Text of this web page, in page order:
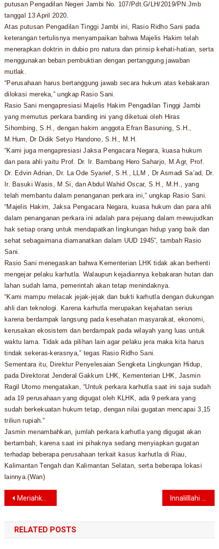
putusan Pengadilan Negeri Jambi No. 107/Pdt.G/LH/2019/PN.Jmb
tanggal 13 April 2020.
Atas putusan Pengadilan Tinggi Jambi ini, Rasio Ridho Sani pada
keterangan tertulisnya menyampaikan bahwa Majelis Hakim telah
menerapkan doktrin in dubio pro natura dan prinsip kehati-hatian, serta
menggunakan beban pembuktian dengan pertanggung jawaban
mutlak.
“Perusahaan harus bertanggung jawab secara hukum atas kebakaran
dilokasi mereka,” ungkap Rasio Sani.
Rasio Sani mengapresiasi Majelis Hakim Pengadilan Tinggi Jambi
yang memutus perkara banding ini yang diketuai oleh Hiras
Sihombing, S.H., dengan hakim anggota Efran Basuning, S.H.,
M.Hum, Dr Didik Setyo Handono, S.H., M.H.
“Kami juga mengapresiasi Jaksa Pengacara Negara, kuasa hukum
dan para ahli yaitu Prof. Dr. Ir. Bambang Hero Saharjo, M.Agr, Prof.
Dr. Edvin Adrian, Dr. La Ode Syarief, S.H., LLM , Dr Asmadi Sa’ad, Dr.
Ir. Basuki Wasis, M.Si, dan Abdul Wahid Oscar, S.H., M.H., yang
telah membantu dalam penanganan perkara ini,” ungkap Rasio Sani.
“Majelis Hakim, Jaksa Pengacara Negara, kuasa hukum dan para ahli
dalam penanganan perkara ini adalah para pejuang dalam mewujudkan
hak setiap orang untuk mendapatkan lingkungan hidup yang baik dan
sehat sebagaimana diamanatkan dalam UUD 1945”, tambah Rasio
Sani.
Rasio Sani menegaskan bahwa Kementerian LHK tidak akan berhenti
mengejar pelaku karhutla. Walaupun kejadiannya kebakaran hutan dan
lahan sudah lama, pemerintah akan tetap menindaknya.
“Kami mampu melacak jejak-jejak dan bukti karhutla dengan dukungan
ahli dan teknologi. Karena karhutla merupakan kejahatan serius
karena berdampak langsung pada kesehatan masyarakat, ekonomi,
kerusakan ekosistem dan berdampak pada wilayah yang luas untuk
waktu lama. Tidak ada pilihan lain agar pelaku jera maka kita harus
tindak sekeras-kerasnya,” tegas Rasio Ridho Sani.
Sementara itu, Direktur Penyelesaian Sengketa Lingkungan Hidup,
pada Direktorat Jenderal Gakkum LHK, Kementerian LHK, Jasmin
Ragil Utomo mengatakan, “Untuk perkara karhutla saat ini saja sudah
ada 19 perusahaan yang digugat oleh KLHK, ada 9 perkara yang
sudah berkekuatan hukum tetap, dengan nilai gugatan mencapai 3,15
triliun rupiah.”
Jasmin menambahkan, jumlah perkara karhutla yang digugat akan
bertambah, karena saat ini pihaknya sedang menyiapkan gugatan
terhadap beberapa perusahaan terkait kasus karhutla di Riau,
Kalimantan Tengah dan Kalimantan Selatan, serta beberapa lokasi
lainnya.(Wan)
Navigasi
pos
Meriahkan HUT RI ke 75, Yuk Ikuti Lomba Video Senilai Rp 1 Miliar Innalilllahi Waketum PPP Reni Marlinawati Wafat
RELATED POSTS